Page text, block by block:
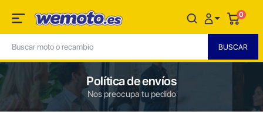
0
Política de envíos
Nos preocupa tu pedido